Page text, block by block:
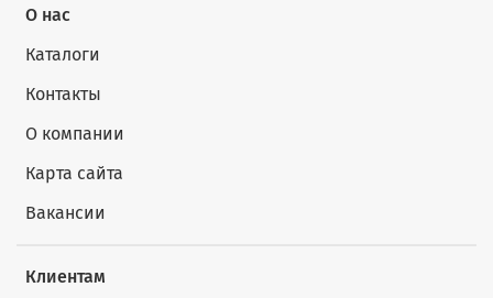
О нас
Каталоги
Контакты
О компании
Карта сайта
Вакансии
Клиентам